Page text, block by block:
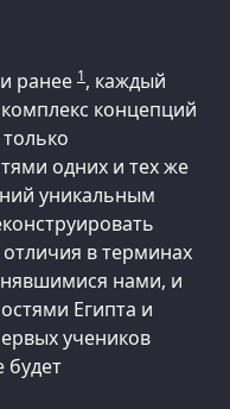
ранее 1, каждый
концепций
одних и тех же
уникальным
в терминах
нами, и
Египта и
учеников
будет